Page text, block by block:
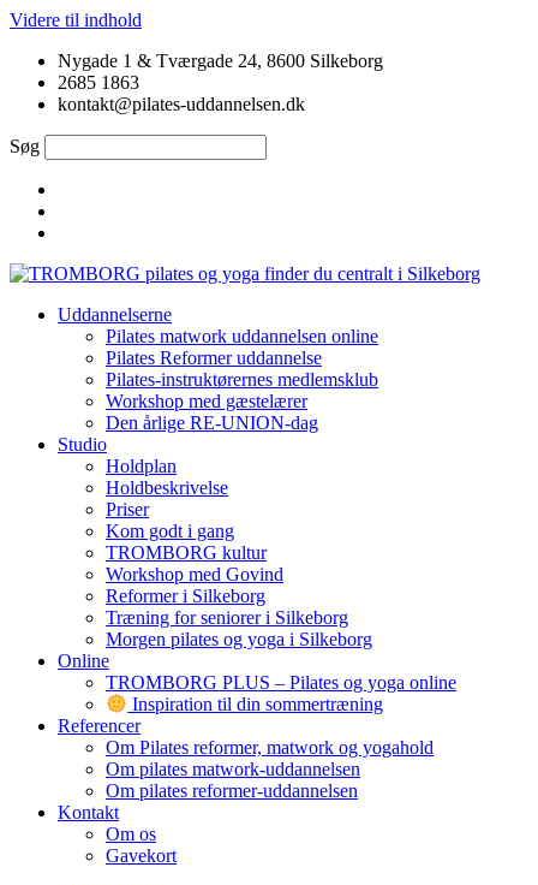
Videre til indhold
Nygade 1 & Tværgade 24, 8600 Silkeborg
2685 1863
kontakt@pilates-uddannelsen.dk
Søg
Uddannelserne
Pilates matwork uddannelsen online
Pilates Reformer uddannelse
Pilates-instruktørernes medlemsklub
Workshop med gæstelærer
Den årlige RE-UNION-dag
Studio
Holdplan
Holdbeskrivelse
Priser
Kom godt i gang
TROMBORG kultur
Workshop med Govind
Reformer i Silkeborg
Træning for seniorer i Silkeborg
Morgen pilates og yoga i Silkeborg
Online
TROMBORG PLUS – Pilates og yoga online
Inspiration til din sommertræning
Referencer
Om Pilates reformer, matwork og yogahold
Om pilates matwork-uddannelsen
Om pilates reformer-uddannelsen
Kontakt
Om os
Gavekort